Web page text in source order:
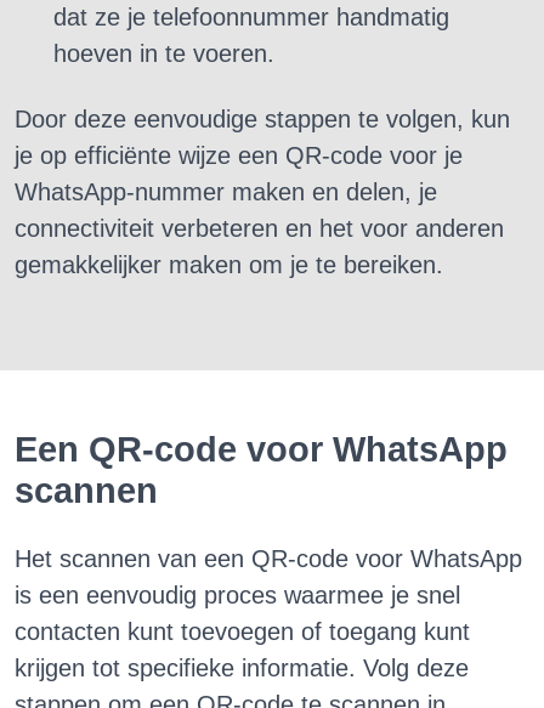
dat ze je telefoonnummer handmatig
hoeven in te voeren.
Door deze eenvoudige stappen te volgen, kun
je op efficiënte wijze een QR-code voor je
WhatsApp-nummer maken en delen, je
connectiviteit verbeteren en het voor anderen
gemakkelijker maken om je te bereiken.
Een QR-code voor WhatsApp
scannen
Het scannen van een QR-code voor WhatsApp
is een eenvoudig proces waarmee je snel
contacten kunt toevoegen of toegang kunt
krijgen tot specifieke informatie. Volg deze